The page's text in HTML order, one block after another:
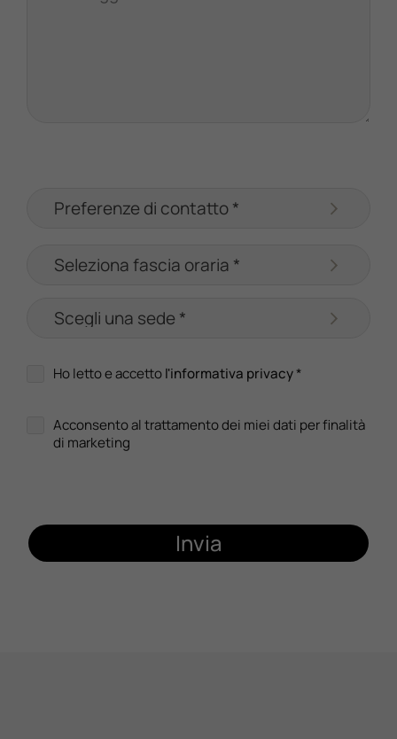
Ho letto e accettol'informativa privacy*
Acconsento al trattamento dei miei dati per finalità
di marketing
Invia